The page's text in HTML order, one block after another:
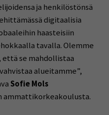
ja henkilöstönsä
digitaalisia
haasteisiin
tavalla. Olemme
että se mahdollistaa
alueitamme”,
Sofie Mols
ammattikorkeakoulusta.